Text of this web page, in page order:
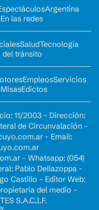
Argentina
En las redes
SaludTecnología
del tránsito
EmpleosServicios
Edictos
11/2003 - Dirección:
de Circunvalación -
- Email:
- Whatsapp: (054)
Pablo Dellazoppa -
Castillo - Editor Web:
del medio -
S.A.C.I.F.